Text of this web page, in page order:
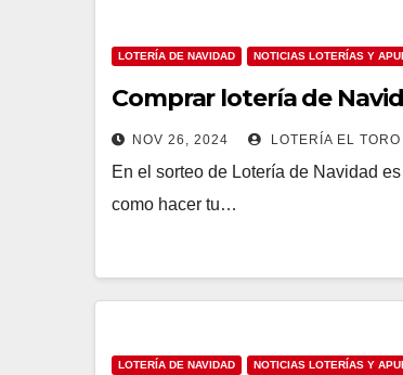
LOTERÍA DE NAVIDAD NOTICIAS LOTERÍAS Y
Comprar lotería de
NOV 26, 2024 LOTERÍA EL TORO
En el sorteo de Lotería de Navidad
como hacer tu…
LOTERÍA DE NAVIDAD NOTICIAS LOTERÍAS Y